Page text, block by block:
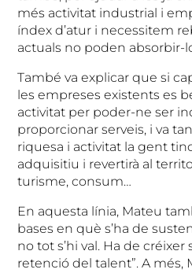
més activitat industrial i
índex d’atur i necessitem
actuals no poden absorbir-
També va explicar que si
les empreses existents es
activitat per poder-ne ser
proporcionar serveis, i va
riquesa i activitat la gent
adquisitiu i revertirà al
turisme, consum…
En aquesta línia, Mateu
bases en què s’ha de
no tot s’hi val. Ha de
retenció del talent”. A més,